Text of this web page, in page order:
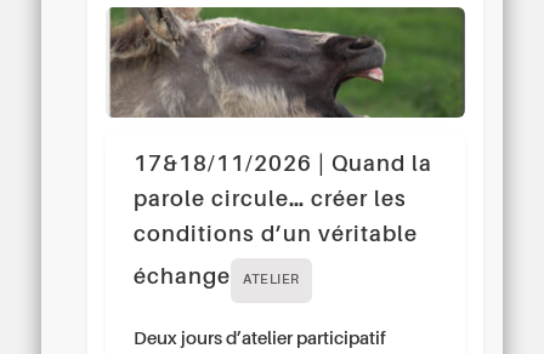
17&18/11/2026 | Quand la
parole circule… créer les
conditions d’un véritable
échange
ATELIER
Deux jours d’atelier participatif